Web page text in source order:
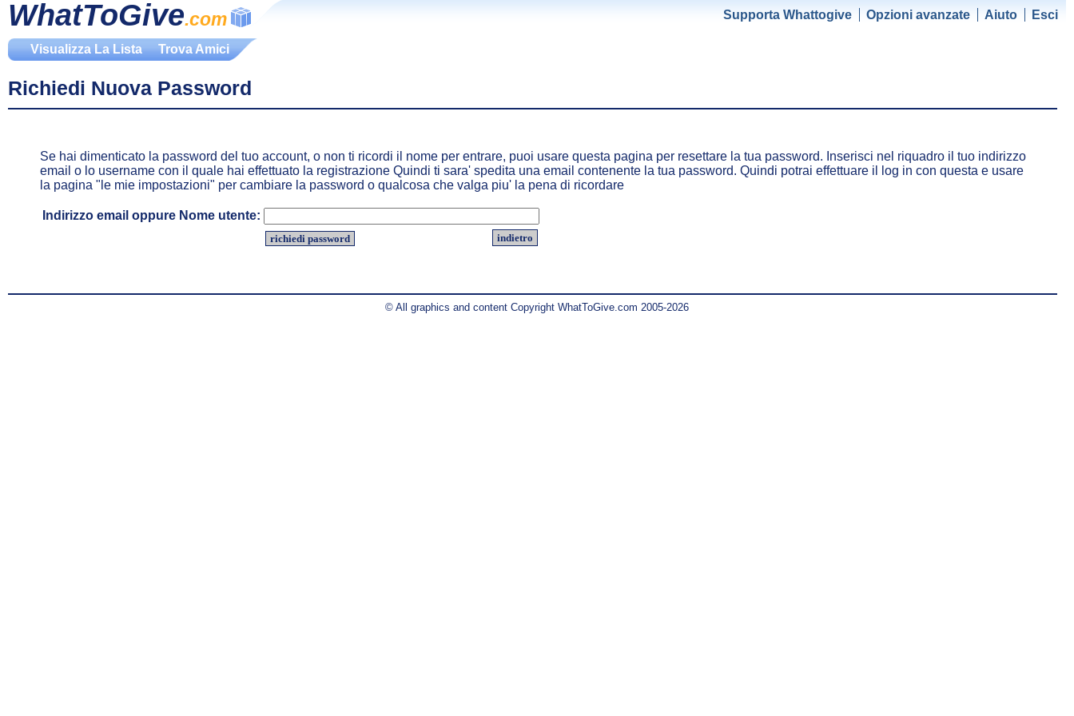
WhatToGive.com Supporta Whattogive Opzioni avanzate Aiuto Esci
Visualizza La Lista Trova Amici
Richiedi Nuova Password
Se hai dimenticato la password del tuo account, o non ti ricordi il nome per entrare, puoi usare questa pagina per resettare la tua password. Inserisci nel riquadro il tuo indirizzo
email o lo username con il quale hai effettuato la registrazione Quindi ti sara' spedita una email contenente la tua password. Quindi potrai effettuare il log in con questa e usare
la pagina "le mie impostazioni" per cambiare la password o qualcosa che valga piu' la pena di ricordare
Indirizzo email oppure Nome utente:
indietro
© All graphics and content Copyright WhatToGive.com 2005-2026